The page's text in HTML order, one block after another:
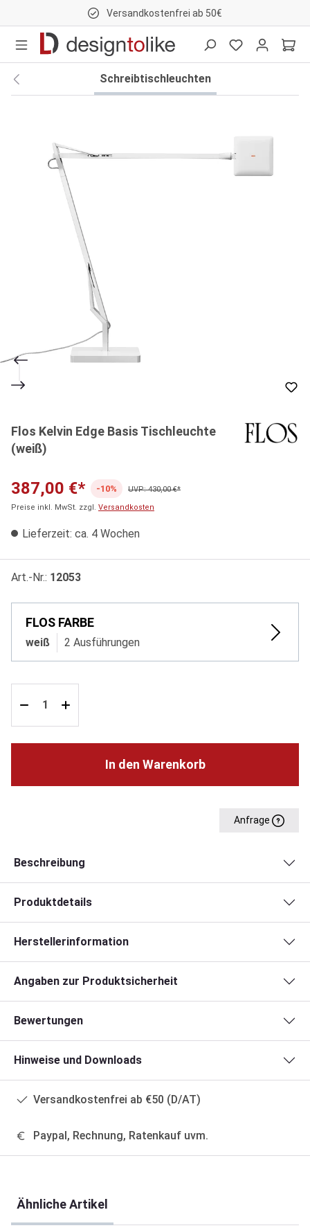
Versandkostenfrei ab 50€
Schreibtischleuchten
Flos Kelvin Edge Basis Tischleuchte
(weiß)
387,00 €* -10%
UVP: 430,00 €*
Preise inkl. MwSt. zzgl. Versandkosten
Lieferzeit: ca. 4 Wochen
Art.-Nr.: 12053
FLOS FARBE
weiß 2 Ausführungen
In den Warenkorb
Anfrage
Beschreibung
Produktdetails
Herstellerinformation
Angaben zur Produktsicherheit
Bewertungen
Hinweise und Downloads
Versandkostenfrei ab €50 (D/AT)
Paypal, Rechnung, Ratenkauf uvm.
Ähnliche Artikel